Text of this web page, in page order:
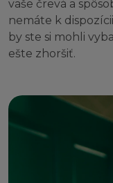
vaše črevá a
nemáte k
by ste si mohli
ešte zhoršiť.